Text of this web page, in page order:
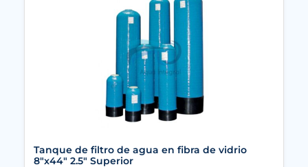
Tanque de filtro de agua en fibra de vidrio
8″x44″ 2.5″ Superior